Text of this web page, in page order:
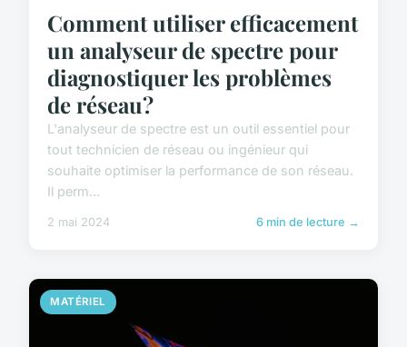
Comment utiliser efficacement
un analyseur de spectre pour
diagnostiquer les problèmes
de réseau?
L'analyseur de spectre est un outil essentiel pour
tout technicien de réseau ou ingénieur qui
souhaite optimiser la performance de son réseau.
Il perm...
2 mai 2024 6 min de lecture →
MATÉRIEL